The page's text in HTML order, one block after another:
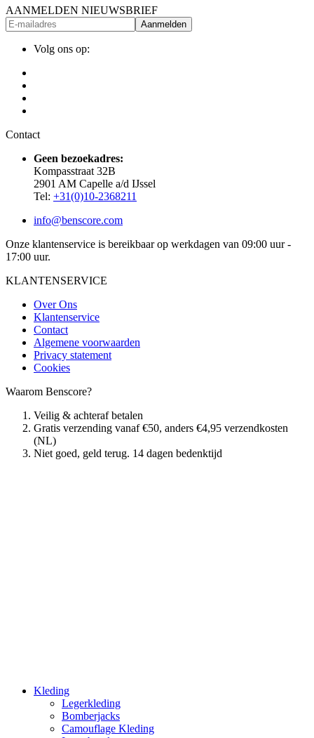
AANMELDEN NIEUWSBRIEF
Aanmelden
Volg ons op:
Contact
Geen bezoekadres:
Kompasstraat 32B
2901 AM Capelle a/d IJssel
Tel: +31(0)10-2368211
info@benscore.com
Onze klantenservice is bereikbaar op werkdagen van 09:00 uur -
17:00 uur.
KLANTENSERVICE
Over Ons
Klantenservice
Contact
Algemene voorwaarden
Privacy statement
Cookies
Waarom Benscore?
Veilig & achteraf betalen
Gratis verzending vanaf €50, anders €4,95 verzendkosten
(NL)
Niet goed, geld terug. 14 dagen bedenktijd
Kleding
Legerkleding
Bomberjacks
Camouflage Kleding